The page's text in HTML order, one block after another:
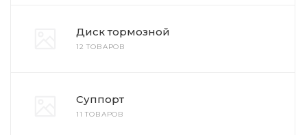
Диск тормозной
12 ТОВАРОВ
Суппорт
11 ТОВАРОВ